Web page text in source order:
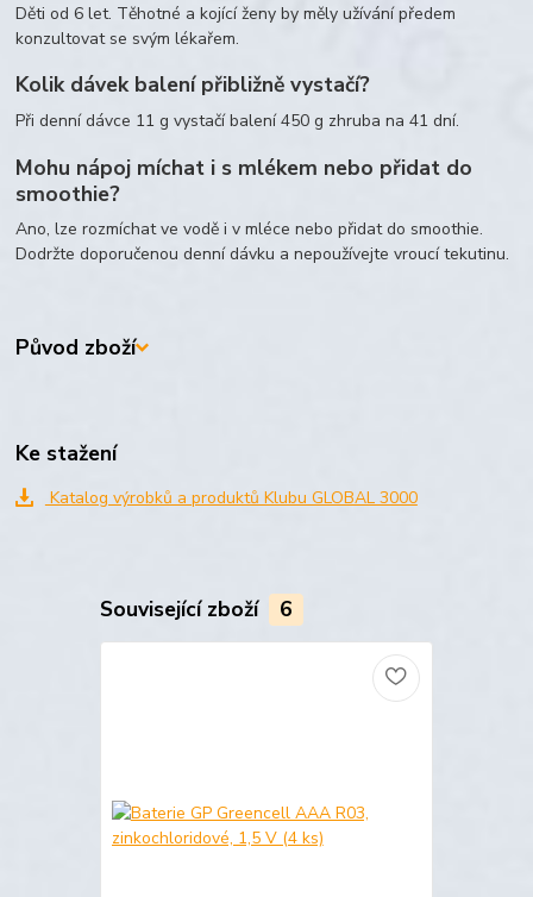
Děti od 6 let. Těhotné a kojící ženy by měly užívání předem
konzultovat se svým lékařem.
Kolik dávek balení přibližně vystačí?
Při denní dávce 11 g vystačí balení 450 g zhruba na 41 dní.
Mohu nápoj míchat i s mlékem nebo přidat do
smoothie?
Ano, lze rozmíchat ve vodě i v mléce nebo přidat do smoothie.
Dodržte doporučenou denní dávku a nepoužívejte vroucí tekutinu.
Původ zboží
Ke stažení
Katalog výrobků a produktů Klubu GLOBAL 3000
Související zboží 6